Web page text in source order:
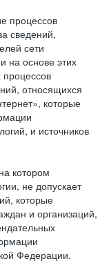
процессов
сведений,
сети
на основе этих
процессов
относящихся
которые
и источников
котором
не допускает
которые
и организаций,
Федерации.